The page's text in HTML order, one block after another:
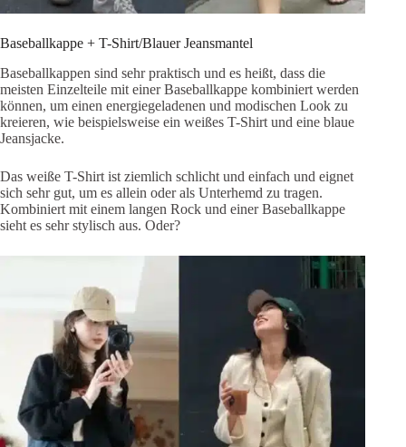
Baseballkappe + T-Shirt/Blauer Jeansmantel
Baseballkappen sind sehr praktisch und es heißt, dass die
meisten Einzelteile mit einer Baseballkappe kombiniert werden
können, um einen energiegeladenen und modischen Look zu
kreieren, wie beispielsweise ein weißes T-Shirt und eine blaue
Jeansjacke.
Das weiße T-Shirt ist ziemlich schlicht und einfach und eignet
sich sehr gut, um es allein oder als Unterhemd zu tragen.
Kombiniert mit einem langen Rock und einer Baseballkappe
sieht es sehr stylisch aus. Oder?